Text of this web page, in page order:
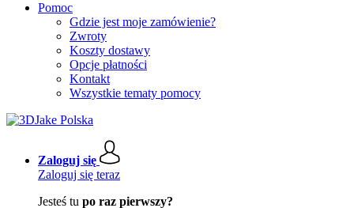
Pomoc
Gdzie jest moje zamówienie?
Zwroty
Koszty dostawy
Opcje płatności
Kontakt
Wszystkie tematy pomocy
Zaloguj się
Zaloguj się teraz
Jesteś tu po raz pierwszy?